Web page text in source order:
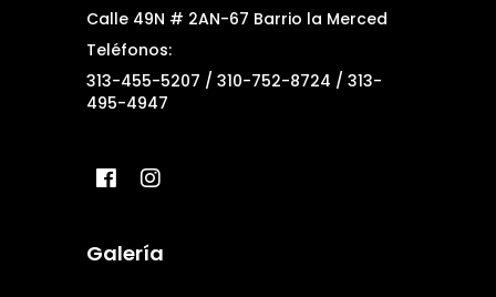
Calle 49N # 2AN-67 Barrio la Merced
Teléfonos:
313-455-5207 / 310-752-8724 / 313-
495-4947
Galería